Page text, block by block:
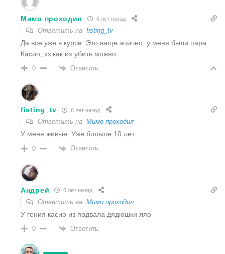
Мимо проходил 6 лет назад
Ответить на fisting_tv
Да все уже в курсе. Это ваще эпично, у меня были пара
Касио, хз как их убить можно.
0 Ответить
fisting_tv 6 лет назад
Ответить на Мимо проходил
У меня живые. Уже больше 10 лет.
0 Ответить
Андрей 6 лет назад
Ответить на Мимо проходил
У гения касио из подвала дядюшки ляо
0 Ответить